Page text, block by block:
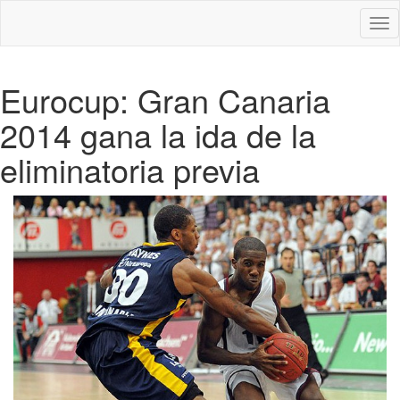
Eurocup: Gran Canaria
2014 gana la ida de la
eliminatoria previa